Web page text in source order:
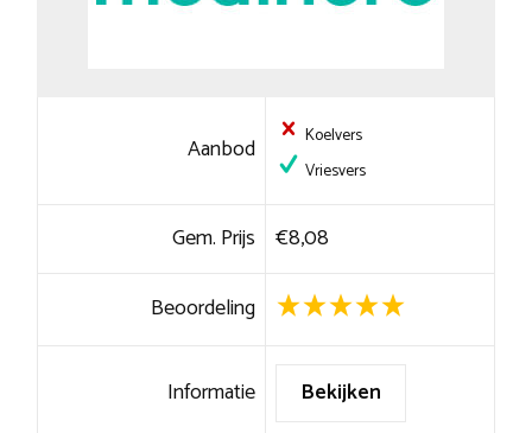
Aanbod
Koelvers
Vriesvers
Gem. Prijs €8,08
Beoordeling
Informatie Bekijken